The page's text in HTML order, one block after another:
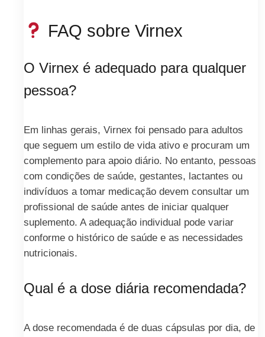
FAQ sobre Virnex
O Virnex é adequado para qualquer
pessoa?
Em linhas gerais, Virnex foi pensado para adultos
que seguem um estilo de vida ativo e procuram um
complemento para apoio diário. No entanto, pessoas
com condições de saúde, gestantes, lactantes ou
indivíduos a tomar medicação devem consultar um
profissional de saúde antes de iniciar qualquer
suplemento. A adequação individual pode variar
conforme o histórico de saúde e as necessidades
nutricionais.
Qual é a dose diária recomendada?
A dose recomendada é de duas cápsulas por dia, de